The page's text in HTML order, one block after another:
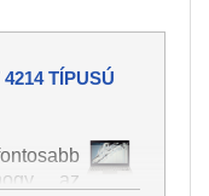
TÍPUSÚ
az